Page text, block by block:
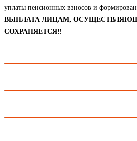
уплаты пенсионных взносов и
ВЫПЛАТА ЛИЦАМ,
СОХРАНЯЕТСЯ‼️